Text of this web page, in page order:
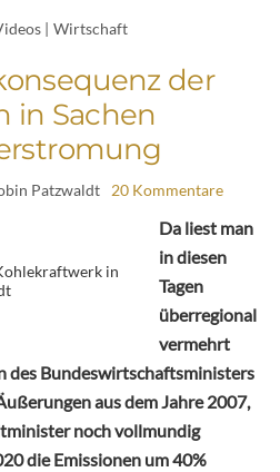
| Wirtschaft
der
in Sachen
Patzwaldt 20 Kommentare
in
Da liest man
in diesen
Tagen
überregional
vermehrt
des Bundeswirtschaftsministers
aus dem Jahre 2007,
noch vollmundig
die Emissionen um 40%